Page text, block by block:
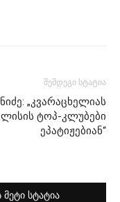
შემდეგი სტატია
„კვარაცხელიას
ტოპ-კლუბები
ეპატიჟებიან“
სტატია